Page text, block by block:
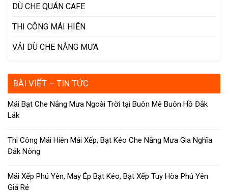
DÙ CHE QUÁN CAFE
THI CÔNG MÁI HIÊN
VẢI DÙ CHE NẮNG MƯA
BÀI VIẾT – TIN TỨC
Mái Bạt Che Nắng Mưa Ngoài Trời tại Buôn Mê Buôn Hồ Đắk
Lắk
Thi Công Mái Hiên Mái Xếp, Bạt Kéo Che Nắng Mưa Gia Nghĩa
Đắk Nông
Mái Xếp Phú Yên, May Ép Bạt Kéo, Bạt Xếp Tuy Hòa Phú Yên
Giá Rẻ